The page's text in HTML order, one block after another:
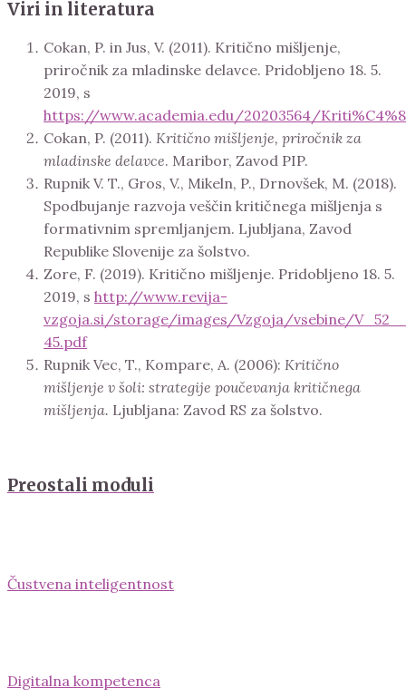
Viri in literatura
Cokan, P. in Jus, V. (2011). Kritično mišljenje,
priročnik za mladinske delavce. Pridobljeno 18. 5.
2019, s
https://www.academia.edu/20203564/
Cokan, P. (2011). Kritično mišljenje, priročnik za
mladinske delavce. Maribor, Zavod PIP.
Rupnik V. T., Gros, V., Mikeln, P., Drnovšek, M. (2018).
Spodbujanje razvoja veščin kritičnega mišljenja s
formativnim spremljanjem. Ljubljana, Zavod
Republike Slovenije za šolstvo.
Zore, F. (2019). Kritično mišljenje. Pridobljeno 18. 5.
2019, s http://www.revija-
vzgoja.si/storage/images/Vzgoja/vsebine/
45.pdf
Rupnik Vec, T., Kompare, A. (2006): Kritično
mišljenje v šoli: strategije poučevanja kritičnega
mišljenja. Ljubljana: Zavod RS za šolstvo.
Preostali moduli
Čustvena inteligentnost
Digitalna kompetenca